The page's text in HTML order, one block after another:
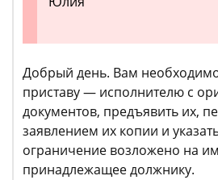
Добрый день. Вам
приставу — исполнителю с
документов, предъявить их,
заявлением их копии и
ограничение возложено на
принадлежащее должнику.